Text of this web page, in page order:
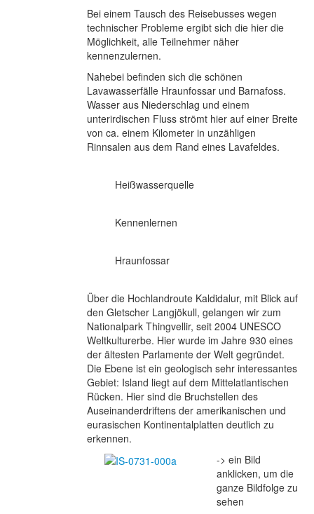
Bei einem Tausch des Reisebusses wegen
technischer Probleme ergibt sich die hier die
Möglichkeit, alle Teilnehmer näher
kennenzulernen.
Nahebei befinden sich die schönen
Lavawasserfälle Hraunfossar und Barnafoss.
Wasser aus Niederschlag und einem
unterirdischen Fluss strömt hier auf einer Breite
von ca. einem Kilometer in unzähligen
Rinnsalen aus dem Rand eines Lavafeldes.
Heißwasserquelle
Kennenlernen
Hraunfossar
Über die Hochlandroute Kaldidalur, mit Blick auf
den Gletscher Langjökull, gelangen wir zum
Nationalpark Thingvellir, seit 2004 UNESCO
Weltkulturerbe. Hier wurde im Jahre 930 eines
der ältesten Parlamente der Welt gegründet.
Die Ebene ist ein geologisch sehr interessantes
Gebiet: Island liegt auf dem Mittelatlantischen
Rücken. Hier sind die Bruchstellen des
Auseinanderdriftens der amerikanischen und
eurasischen Kontinentalplatten deutlich zu
erkennen.
-> ein Bild
anklicken, um die
ganze Bildfolge zu
sehen